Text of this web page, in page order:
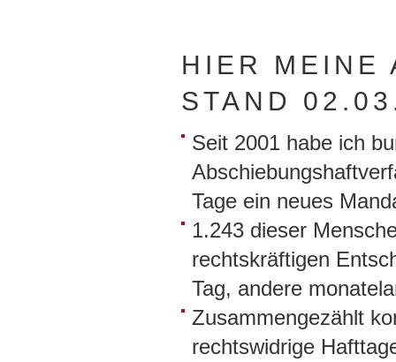
HIER MEINE
STAND
Seit 2001 habe ich
Tage ein neues
1.243 dieser
rechtskräftigen
Tag, andere
Zusammengezählt
rechtswidrige